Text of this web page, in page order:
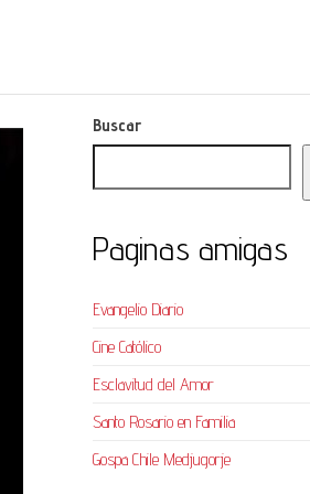
Buscar
Paginas amigas
Evangelio Diario
Cine Católico
Esclavitud del Amor
Santo Rosario en Familia
Gospa Chile Medjugorje